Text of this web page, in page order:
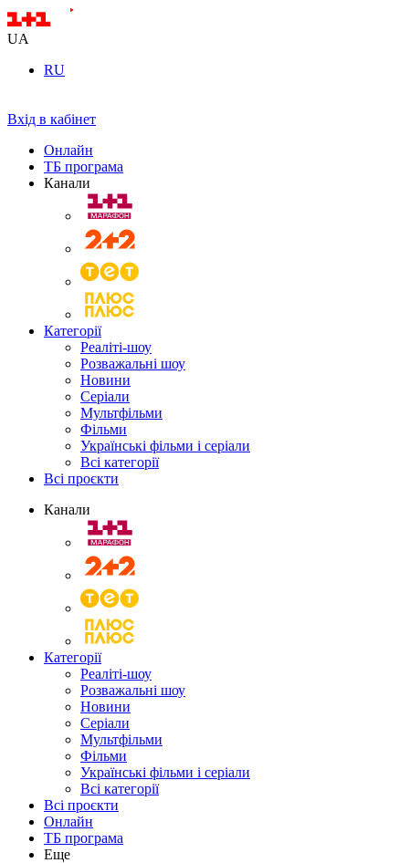
UA
RU
Вхід в кабінет
Онлайн
ТБ програма
Канали
Категорії
Реаліті-шоу
Розважальні шоу
Новини
Серіали
Мультфільми
Фільми
Українські фільми і серіали
Всі категорії
Всі проєкти
Канали
Категорії
Реаліті-шоу
Розважальні шоу
Новини
Серіали
Мультфільми
Фільми
Українські фільми і серіали
Всі категорії
Всі проєкти
Онлайн
ТБ програма
Еще